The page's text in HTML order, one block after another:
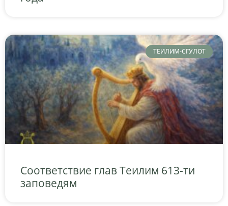
ТЕИЛИМ-СГУЛОТ
Соответствие глав Теилим 613-ти
заповедям